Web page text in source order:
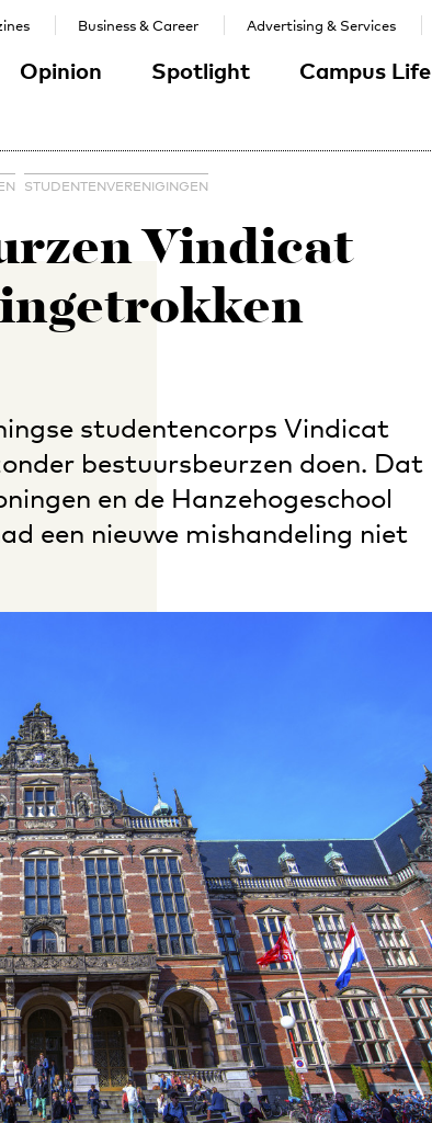
Opinion Spotlight Campus Life
Business & Career Advertising & Services
STUDENTENVERENIGINGEN
Vindicat
studentencorps Vindicat
bestuursbeurzen doen. Dat
en de Hanzehogeschool
een nieuwe mishandeling niet